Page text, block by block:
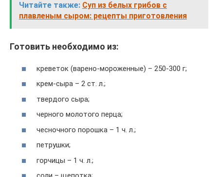
Читайте также: Суп из белых грибов с
плавленым сыром: рецепты приготовления
Готовить необходимо из:
креветок (варено-мороженные) – 250-300 г;
крем-сыра – 2 ст. л.;
твердого сыра;
черного молотого перца;
чесночного порошка – 1 ч. л.;
петрушки;
горчицы – 1 ч. л.;